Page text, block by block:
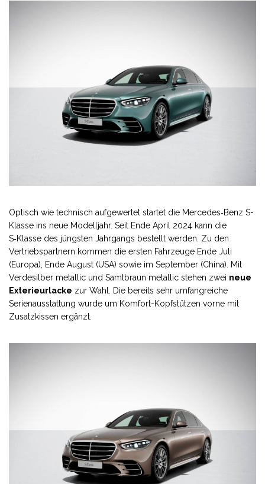
Optisch wie technisch aufgewertet startet die Mercedes‑Benz S-
Klasse ins neue Modelljahr. Seit Ende April 2024 kann die
S‑Klasse des jüngsten Jahrgangs bestellt werden. Zu den
Vertriebspartnern kommen die ersten Fahrzeuge Ende Juli
(Europa), Ende August (USA) sowie im September (China). Mit
Verdesilber metallic und Samtbraun metallic stehen zwei neue
Exterieurlacke zur Wahl. Die bereits sehr umfangreiche
Serienausstattung wurde um Komfort-Kopfstützen vorne mit
Zusatzkissen ergänzt.